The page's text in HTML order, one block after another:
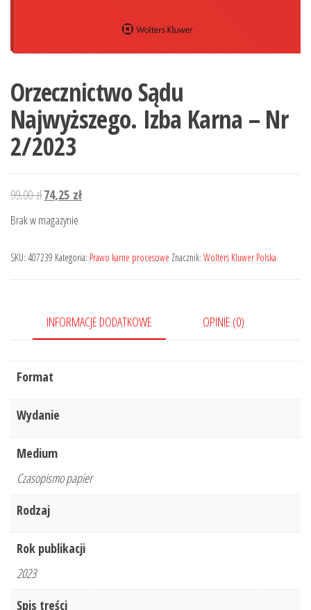
Orzecznictwo Sądu
Najwyższego. Izba Karna – Nr
2/2023
99,00złPierwotna
wynosiła:
99,00 zł.
74,25 złAktualna
74,25 zł.
Brak w magazynie
SKU: 407239 Kategoria: Prawo karne procesowe Znacznik: Wolters Kluwer Polska
INFORMACJE DODATKOWE OPINIE (0)
Format
Wydanie
Medium
Czasopismo papier
Rodzaj
Rok publikacji
2023
Spis treści